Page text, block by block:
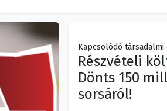
Kapcsolódó társadalmi
Részvételi
Dönts 150
sorsáról!